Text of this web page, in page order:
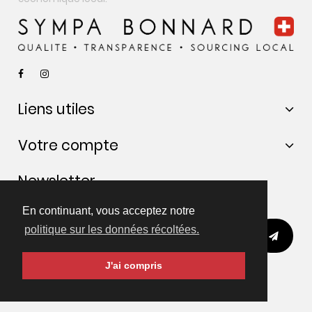
En continuant, vous acceptez notre
politique sur les données récoltées.
J'ai compris
Liens utiles
Votre compte
Newsletter
Restons en contact :)